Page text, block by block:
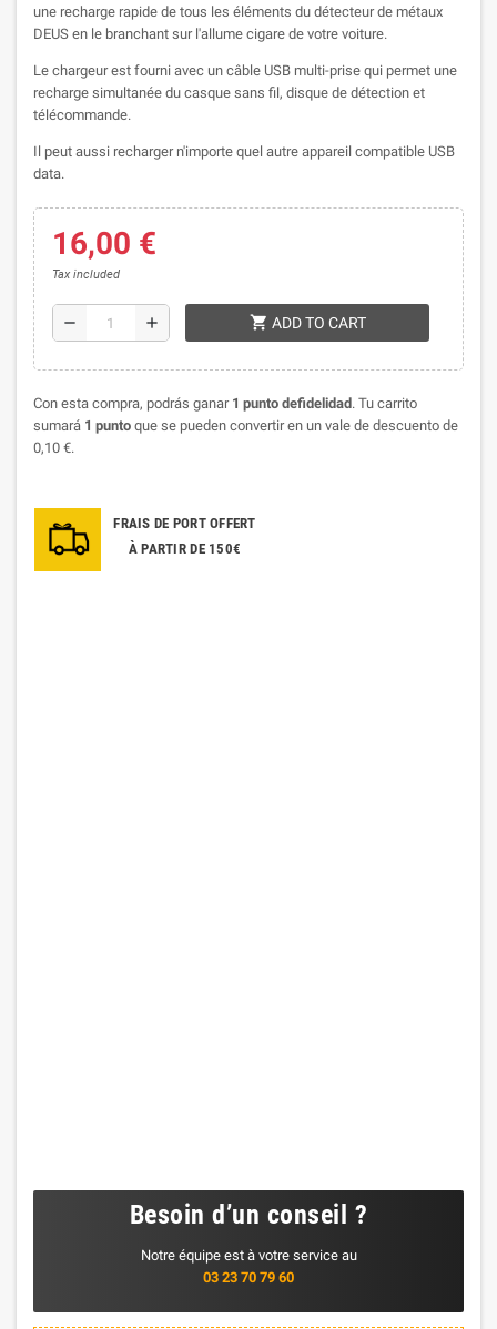
une recharge rapide de tous les éléments du détecteur de métaux
DEUS en le branchant sur l'allume cigare de votre voiture.
Le chargeur est fourni avec un câble USB multi-prise qui permet une
recharge simultanée du casque sans fil, disque de détection et
télécommande.
Il peut aussi recharger n'importe quel autre appareil compatible USB
data.
16,00 €
Tax included
remove add shopping_cart ADD TO CART
Con esta compra, podrás ganar 1 punto defidelidad. Tu carrito
sumará 1 punto que se pueden convertir en un vale de descuento de
0,10 €.
FRAIS DE PORT OFFERT
À PARTIR DE 150€
Besoin d’un conseil ?
Notre équipe est à votre service au
03 23 70 79 60